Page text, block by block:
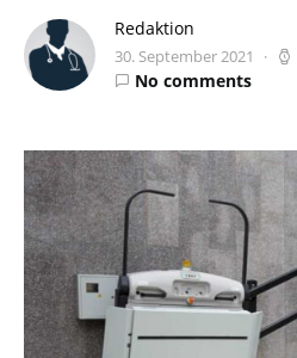
Redaktion
30. September 2021
No comments